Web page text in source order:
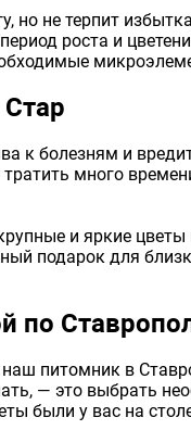
не терпит
роста и
к болезням и
много
и яркие
подарок для
по
питомник в
— это выбрать
были у вас на